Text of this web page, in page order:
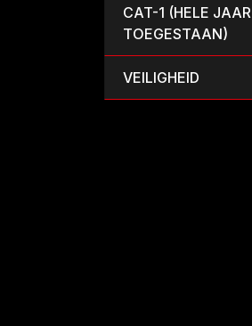
CAT-1 (HELE JAAR
TOEGESTAAN)
VEILIGHEID